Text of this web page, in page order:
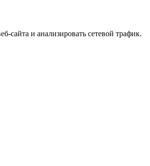
сайта и анализировать сетевой трафик.